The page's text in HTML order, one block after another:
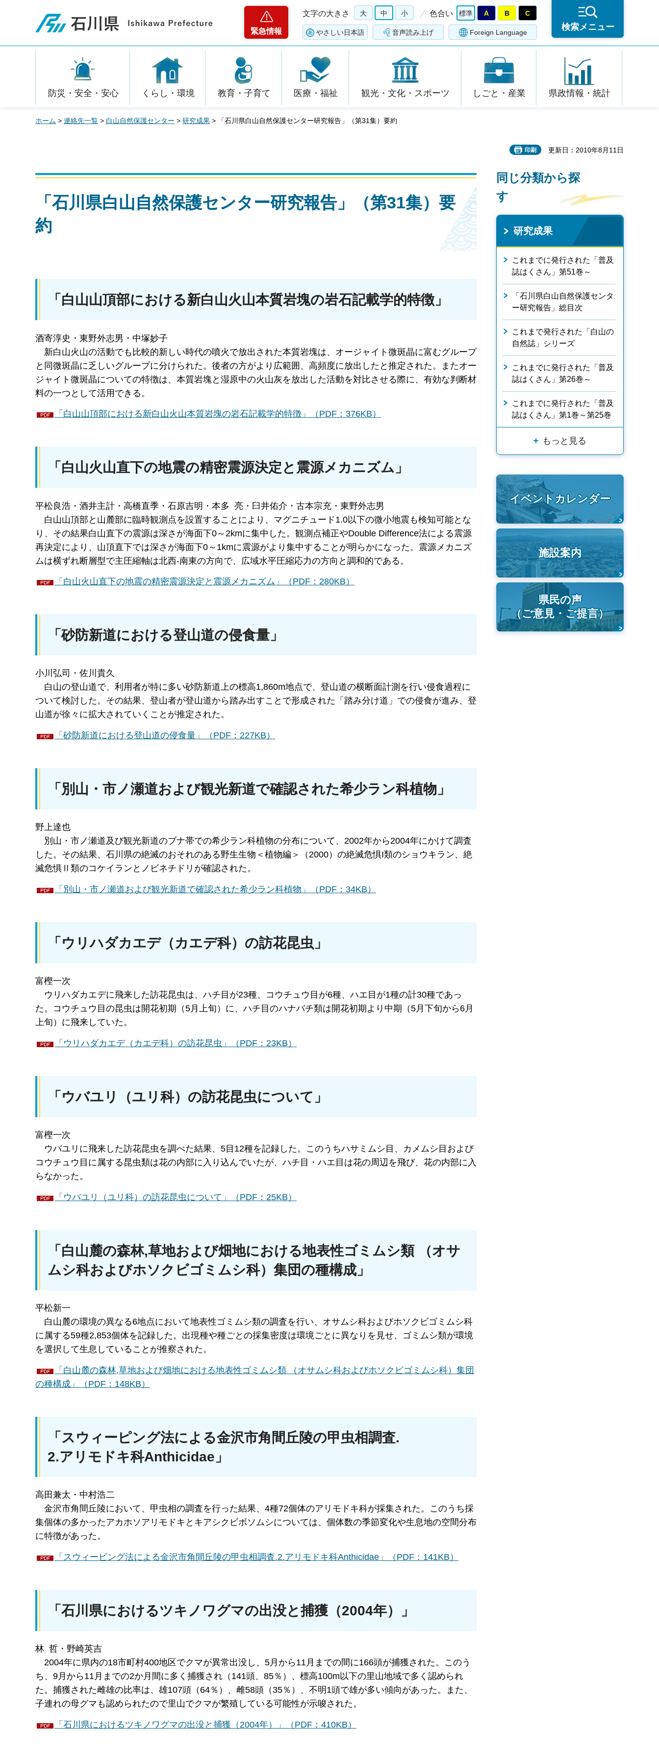
石川県
緊急情報
文字の大きさ 大 中 小 色合い 標準 A B C
やさしい日本語 音声読み上げ Foreign Language
検索メニュー
防災・安全・安心 くらし・環境 教育・子育て 医療・福祉 観光・文化・スポーツ しごと・産業 県政情報・統計
ホーム > 連絡先一覧 > 白山自然保護センター > 研究成果 > 「石川県白山自然保護センター研究報告」（第31集）要約
印刷 更新日：2010年8月11日
「石川県白山自然保護センター研究報告」（第31集）要
約
「白山山頂部における新白山火山本質岩塊の岩石記載学的特徴」
酒寄淳史・東野外志男・中塚妙子
新白山 火山の活動でも比較的新しい時代の噴火で放出された本質岩塊は、オージャイト微斑晶に富むグループ
と同微斑晶に乏しいグループに分けられた。後者の方がより広範囲、高頻度に放出したと推定された。またオー
ジャイト微斑晶についての特徴は、本質岩塊と湿原中の火山灰を放出した活動を対比させる際に、有効な判断材
料の一つとして活用できる。
「白山山頂部における新白山火山本質岩塊の岩石記載学的特徴」（PDF：376KB）
「白山火山直下の地震の精密震源決定と震源メカニズム」
平松良浩・酒井主計・高橋直季・石原吉明・本多 亮・臼井佑介・古本宗充・東野外志男
白山山頂部と山麓部に臨時観測点を設置することにより、マグニチュード1.0以下の微小地震も検知可能とな
り、その結果白山直下の震源は深さが海面下0～2kmに集中した。観測点補正やDouble Difference法による震源
再決定により、山頂直下では深さが海面下0～1kmに震源がより集中することが明らかになった。震源メカニズ
ムは横ずれ断層型で主圧縮軸は北西-南東の方向で、広域水平圧縮応力の方向と調和的である。
「白山火山直下の地震の精密震源決定と震源メカニズム」（PDF：280KB）
「砂防新道における登山道の侵食量」
小川弘司・佐川貴久
白山の登山道で、利用者が特に多い砂防新道上の標高1,860m地点で、登山道の横断面計測を行い侵食過程に
ついて検討した。その結果、登山者が登山道から踏み出すことで形成された「踏み分け道」での侵食が進み、登
山道が徐々に拡大されていくことが推定された。
「砂防新道における登山道の侵食量」（PDF：227KB）
「別山・市ノ瀬道および観光新道で確認された希少ラン科植物」
野上達也
別山 ・市ノ瀬道及び観光新道のブナ帯での希少ラン科植物の分布について、2002年から2004年にかけて調査
した。その結果、石川県の絶滅のおそれのある野生生物＜植物編＞（2000）の絶滅危惧I類のショウキラン、絶
滅危惧Ⅱ類のコケイランとノビネチドリが確認された。
「別山・市ノ瀬道および観光新道で確認された希少ラン科植物」（PDF：34KB）
「ウリハダカエデ（カエデ科）の訪花昆虫」
富樫一次
ウリハダカエデに飛来した訪花昆虫は、ハチ目が23種、コウチュウ目が6種、ハエ目が1種の計30種であっ
た。コウチュウ目の昆虫は開花初期（5月上旬）に、ハチ目のハナバチ類は開花初期より中期（5月下旬から6月
上旬）に飛来していた。
「ウリハダカエデ（カエデ科）の訪花昆虫」（PDF：23KB）
「ウバユリ（ユリ科）の訪花昆虫について」
富樫一次
ウバユリに飛来した訪花昆虫を調べた結果、5目12種を記録した。このうちハサミムシ目、カメムシ目および
コウチュウ目に属する昆虫類は花の内部に入り込んでいたが、ハチ目・ハエ目は花の周辺を飛び、花の内部に入
らなかった。
「ウバユリ（ユリ科）の訪花昆虫について」（PDF：25KB）
「白山麓の森林,草地および畑地における地表性ゴミムシ類
（オサ
ムシ科およびホソクビゴミムシ科）集団の種構成」
平松新一
白山 麓の環境の異なる6地点において地表性ゴミムシ類の調査を行い、オサムシ科およびホソクビゴミムシ科
に属する59種2,853個体を記録した。出現種や種ごとの採集密度は環境ごとに異なりを見せ、ゴミムシ類が環境
を選択して生息していることが推察された。
「白山麓の森林,草地および畑地における地表性ゴミムシ類 （オサムシ科およびホソクビゴミムシ科）集団
の種構成」（PDF：148KB）
「スウィーピング法による金沢市角間丘陵の甲虫相調査.
2.アリモドキ科Anthicidae」
高田兼太・中村浩二
金沢市角間丘陵において、甲虫相の調査を行った結果、4種72個体のアリモドキ科が採集された。このうち採
集個体の多かったアカホソアリモドキとキアシクビボソムシについては、個体数の季節変化や生息地の空間分布
に特徴があった。
「スウィーピング法による金沢市角間丘陵の甲虫相調査.2.アリモドキ科Anthicidae」（PDF：141KB）
「石川県におけるツキノワグマの出没と捕獲（2004年）」
林 哲・野崎英吉
2004年に県内の18市町村400地区でクマが異常出没し、5月から11月までの間に166頭が捕獲された。このう
ち、9月から11月までの2か月間に多く捕獲され（141頭、85％）、標高100m以下の里山地域で多く認められ
た。捕獲された雌雄の比率は、雄107頭（64％）、雌58頭（35％）、不明1頭で雄が多い傾向があった。また、
子連れの母グマも認められたので里山でクマが繁殖している可能性が示唆された。
「石川県におけるツキノワグマの出没と捕獲（2004年）」（PDF：410KB）
同じ分類から探
す
研究成果
これまでに発行された「普及
誌はくさん」第51巻～
「石川県白山自然保護センタ
ー研究報告」総目次
これまで発行された「白山の
自然誌」シリーズ
これまでに発行された「普及
誌はくさん」第26巻～
これまでに発行された「普及
誌はくさん」第1巻～第25巻
もっと見る
イベントカレンダー
施設案内
県民の声
（ご意見・ご提言）